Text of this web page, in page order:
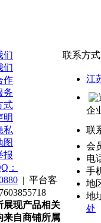
联系方式
江
企
联
会
电
手
地
地
处
们
们
作
务
式
明
私
图
报
：
| 平台客
展现产品相关
来自商铺所属